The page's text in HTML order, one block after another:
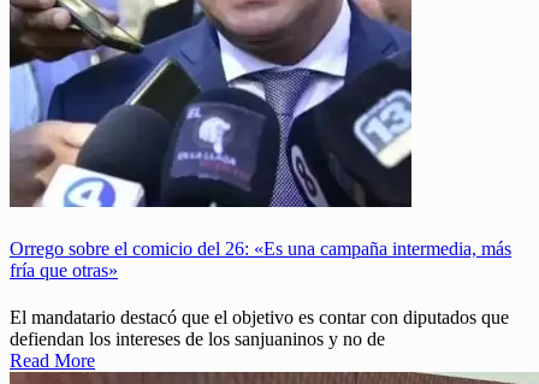
Orrego sobre el comicio del 26: «Es una campaña intermedia, más
fría que otras»
El mandatario destacó que el objetivo es contar con diputados que
defiendan los intereses de los sanjuaninos y no de
Read More